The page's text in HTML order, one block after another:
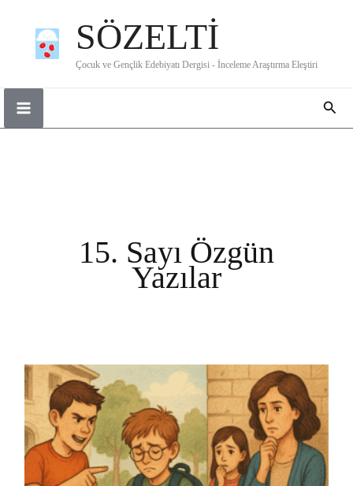
SÖZELTİ
Çocuk ve Gençlik Edebiyatı Dergisi - İnceleme Araştırma Eleştiri
15. Sayı Özgün
Yazılar